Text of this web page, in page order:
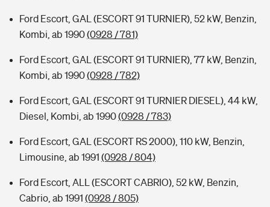
Ford Escort, GAL (ESCORT 91 TURNIER), 52 kW, Benzin,
Kombi, ab 1990(0928 / 781)
Ford Escort, GAL (ESCORT 91 TURNIER), 77 kW, Benzin,
Kombi, ab 1990(0928 / 782)
Ford Escort, GAL (ESCORT 91 TURNIER DIESEL), 44 kW,
Diesel, Kombi, ab 1990(0928 / 783)
Ford Escort, GAL (ESCORT RS 2000), 110 kW, Benzin,
Limousine, ab 1991 (0928 / 804)
Ford Escort, ALL (ESCORT CABRIO), 52 kW, Benzin,
Cabrio, ab 1991 (0928 / 805)